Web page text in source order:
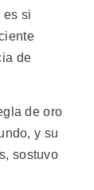
es si
de
de oro
y su
sostuvo